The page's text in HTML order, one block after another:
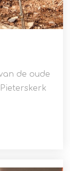
de oude